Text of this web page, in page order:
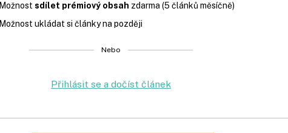
Možnost sdílet prémiový obsah zdarma (5 článků měsíčně)
Možnost ukládat si články na později
Nebo
Přihlásit se a dočíst článek